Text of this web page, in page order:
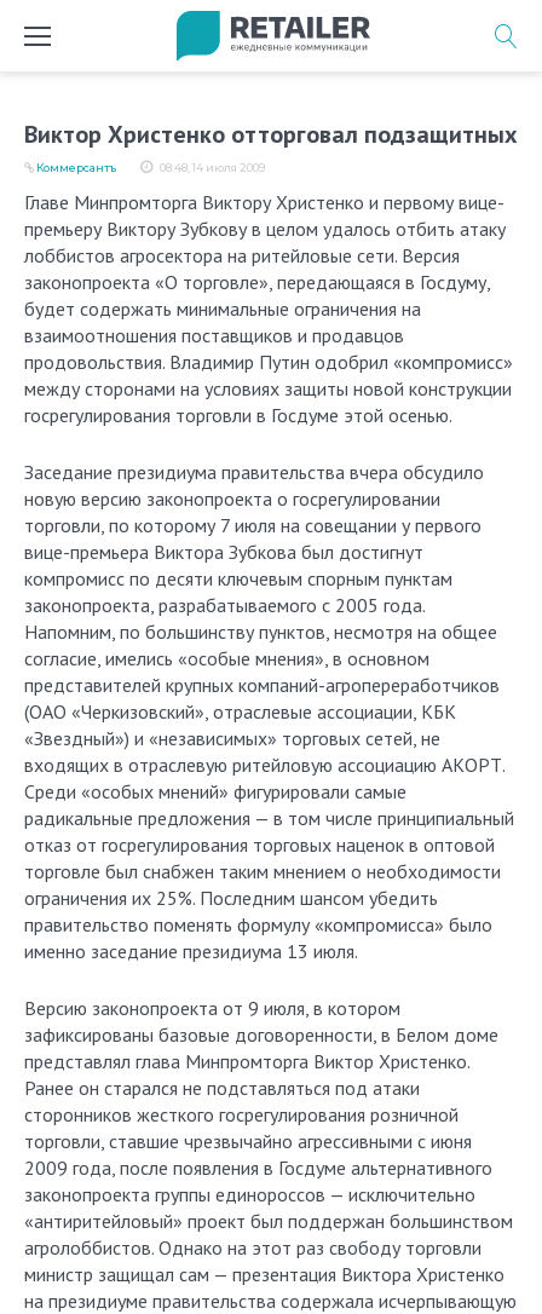
Виктор Христенко отторговал подзащитных
08:48, 14 июля 2009
Коммерсантъ
Главе Минпромторга Виктору Христенко и первому вице-
премьеру Виктору Зубкову в целом удалось отбить атаку
лоббистов агросектора на ритейловые сети. Версия
законопроекта «О торговле», передающаяся в Госдуму,
будет содержать минимальные ограничения на
взаимоотношения поставщиков и продавцов
продовольствия. Владимир Путин одобрил «компромисс»
между сторонами на условиях защиты новой конструкции
госрегулирования торговли в Госдуме этой осенью.
Заседание президиума правительства вчера обсудило
новую версию законопроекта о госрегулировании
торговли, по которому 7 июля на совещании у первого
вице-премьера Виктора Зубкова был достигнут
компромисс по десяти ключевым спорным пунктам
законопроекта, разрабатываемого с 2005 года.
Напомним, по большинству пунктов, несмотря на общее
согласие, имелись «особые мнения», в основном
представителей крупных компаний-агропереработчиков
(ОАО «Черкизовский», отраслевые ассоциации, КБК
«Звездный») и «независимых» торговых сетей, не
входящих в отраслевую ритейловую ассоциацию АКОРТ.
Среди «особых мнений» фигурировали самые
радикальные предложения — в том числе принципиальный
отказ от госрегулирования торговых наценок в оптовой
торговле был снабжен таким мнением о необходимости
ограничения их 25%. Последним шансом убедить
правительство поменять формулу «компромисса» было
именно заседание президиума 13 июля.
Версию законопроекта от 9 июля, в котором
зафиксированы базовые договоренности, в Белом доме
представлял глава Минпромторга Виктор Христенко.
Ранее он старался не подставляться под атаки
сторонников жесткого госрегулирования розничной
торговли, ставшие чрезвычайно агрессивными с июня
2009 года, после появления в Госдуме альтернативного
законопроекта группы единороссов — исключительно
«антиритейловый» проект был поддержан большинством
агролоббистов. Однако на этот раз свободу торговли
министр защищал сам — презентация Виктора Христенко
на президиуме правительства содержала исчерпывающую